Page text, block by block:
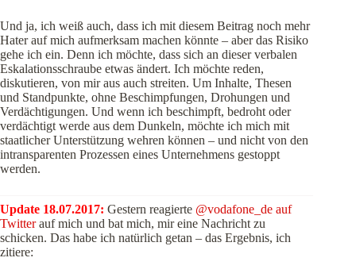
Und ja, ich weiß auch, dass ich mit diesem Beitrag noch mehr
Hater auf mich aufmerksam machen könnte – aber das Risiko
gehe ich ein. Denn ich möchte, dass sich an dieser verbalen
Eskalationsschraube etwas ändert. Ich möchte reden,
diskutieren, von mir aus auch streiten. Um Inhalte, Thesen
und Standpunkte, ohne Beschimpfungen, Drohungen und
Verdächtigungen. Und wenn ich beschimpft, bedroht oder
verdächtigt werde aus dem Dunkeln, möchte ich mich mit
staatlicher Unterstützung wehren können – und nicht von den
intransparenten Prozessen eines Unternehmens gestoppt
werden.
Update 18.07.2017: Gestern reagierte @vodafone_de auf
Twitterauf mich und bat mich, mir eine Nachricht zu
schicken. Das habe ich natürlich getan – das Ergebnis, ich
zitiere: